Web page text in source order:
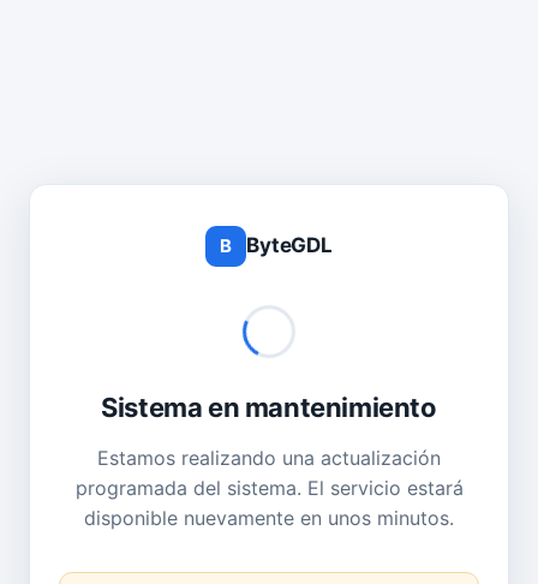
B ByteGDL
Sistema en mantenimiento
Estamos realizando una actualización
programada del sistema. El servicio estará
disponible nuevamente en unos minutos.